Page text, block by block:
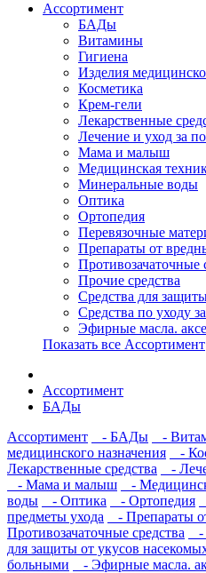
Ассортимент
БАДы
Витамины
Гигиена
Изделия
Косметика
Крем-гели
Лекарственные
Лечение и уход за
Мама и малыш
Медицинская
Минеральные воды
Оптика
Ортопедия
Перевязочные
Препараты от
Противозачаточные
Прочие средства
Средства для
Средства по уходу
Эфирные масла.
Показать все Ассортимент
Ассортимент
БАДы
Ассортимент
- БАДы -
медицинского назначения
-
Лекарственные средства
-
- Мама и малыш
-
воды
- Оптика - Ортопедия
предметы ухода
- Препараты
Противозачаточные средства
-
для защиты от укусов
больными
- Эфирные масла.